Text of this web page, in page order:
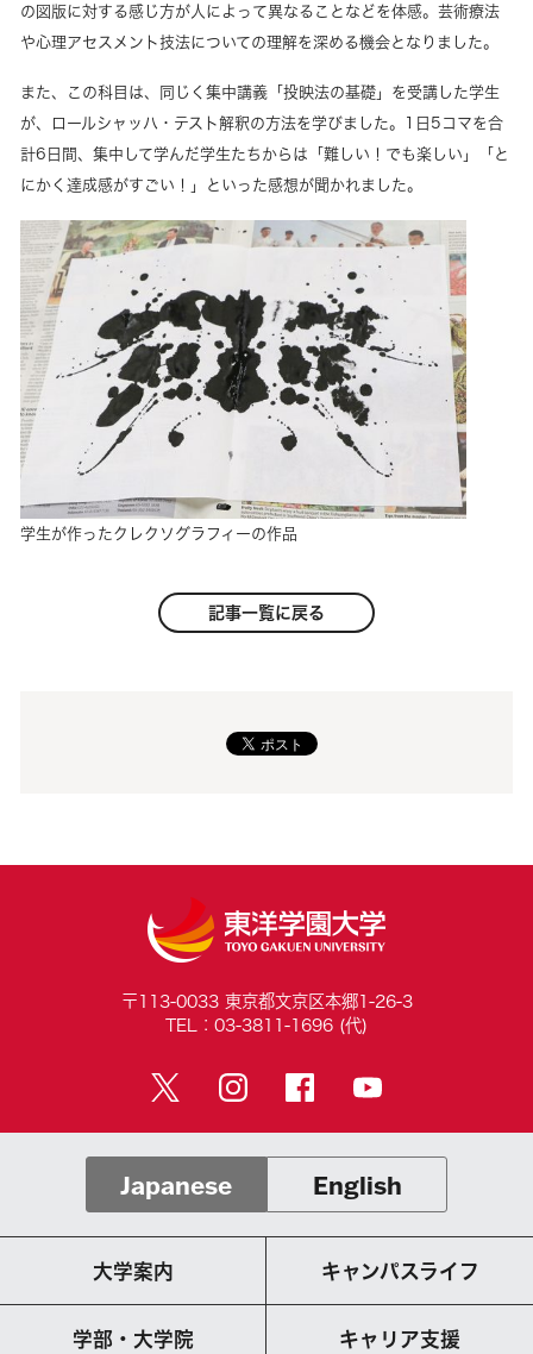
の図版に対する感じ方が人によって異なることなどを体感。芸術療法
や心理アセスメント技法についての理解を深める機会となりました。
また、この科目は、同じく集中講義「投映法の基礎」を受講した学生
が、ロールシャッハ・テスト解釈の方法を学びました。1日5コマを合
計6日間、集中して学んだ学生たちからは「難しい！でも楽しい」「と
にかく達成感がすごい！」といった感想が聞かれました。
学生が作ったクレクソグラフィーの作品
記事一覧に戻る
〒113-0033 東京都文京区本郷1-26-3
TEL：03-3811-1696 (代)
Japanese English
大学案内 キャンパスライフ
学部・大学院 キャリア支援